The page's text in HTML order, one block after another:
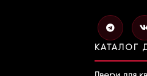
T
e
l
e
g
r
КАТАЛОГ